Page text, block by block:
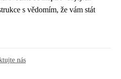
s vědomím, že vám stát
nás